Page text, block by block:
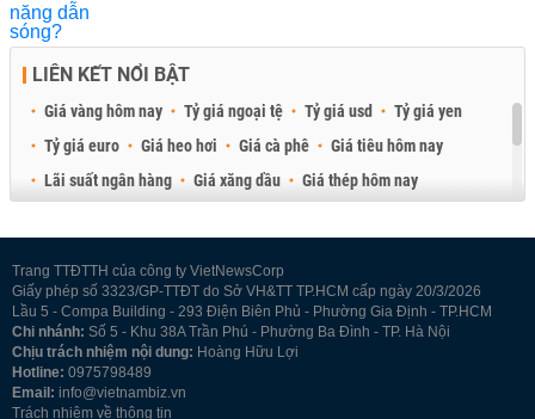
LIÊN KẾT NỔI BẬT
Giá vàng hôm nay Tỷ giá ngoại tệ Tỷ giá usd
Tỷ giá yen
Tỷ giá euro
Giá heo hơi Giá cà phê
Giá tiêu hôm nay
Lãi suất ngân hàng
Giá xăng dầu
Giá thép hôm nay
Trang TTĐTTH của công ty VietNewsCorp
Giấy phép số 3323/GP-TTĐT do Sở VH&TT TP.HCM cấp ngày 20/3/2026
Lầu 5 - Compa Building - 293 Điện Biên Phủ - Phường Gia Định - TP.HCM
Chi nhánh: Số 5 - Khu 38A Trần Phú - Phường Ba Đình - TP. Hà Nội
Chịu trách nhiệm nội dung: Hoàng Hữu Lợi
Hotline: 0975798489
Email: info@vietnambiz.vn
Trách nhiệm về thông tin